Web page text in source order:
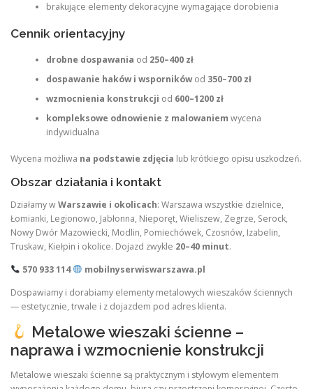
brakujące elementy dekoracyjne wymagające dorobienia
Cennik orientacyjny
drobne dospawania od 250–400 zł
dospawanie haków i wspornikówod 350–700 zł
wzmocnienia konstrukcji od 600–1200 zł
kompleksowe odnowienie z malowaniem wycena
indywidualna
Wycena możliwa na podstawie zdjęcia lub krótkiego opisu uszkodzeń.
Obszar działania i kontakt
Działamy wWarszawie i okolicach: Warszawa wszystkie dzielnice,
Łomianki, Legionowo, Jabłonna, Nieporęt, Wieliszew, Zegrze, Serock,
Nowy Dwór Mazowiecki, Modlin, Pomiechówek, Czosnów, Izabelin,
Truskaw, Kiełpin i okolice. Dojazd zwykle 20–40 minut.
570 933 114
mobilnyserwiswarszawa.pl
Dospawiamy i dorabiamy elementy metalowych wieszaków ściennych
— estetycznie, trwale i z dojazdem pod adres klienta.
Metalowe wieszaki ścienne –
naprawa i wzmocnienie konstrukcji
Metalowe wieszaki ścienne są praktycznym i stylowym elementem